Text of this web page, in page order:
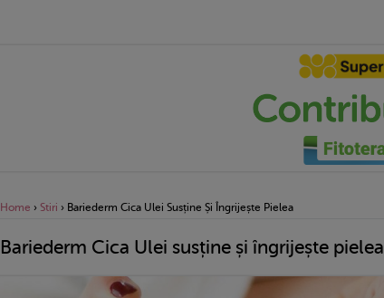
Home › Stiri › Bariederm Cica Ulei Susține Și Îngrijește Pielea
Bariederm Cica Ulei susține și îngrijește pielea